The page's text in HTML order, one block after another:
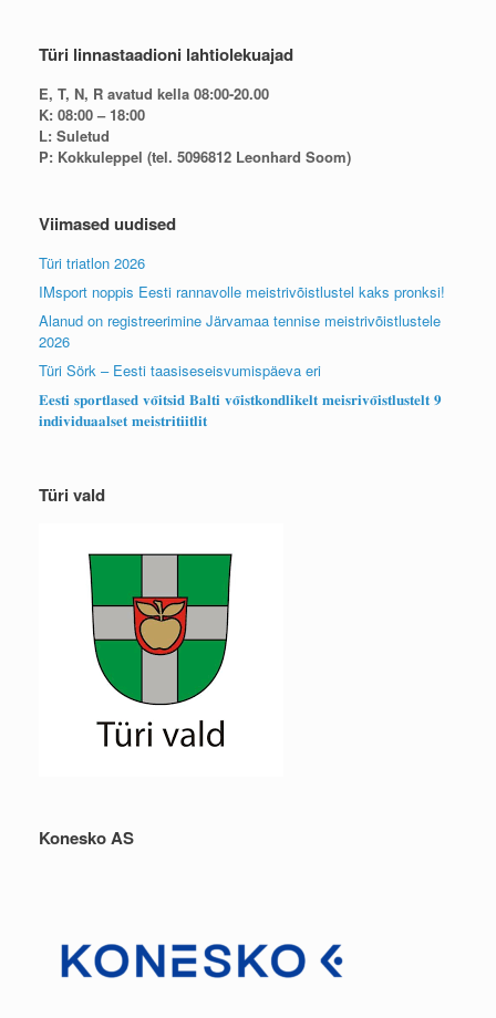
Türi linnastaadioni lahtiolekuajad
E, T, N, R avatud kella 08:00-20.00
K: 08:00 – 18:00
L: Suletud
P: Kokkuleppel (tel. 5096812 Leonhard Soom)
Viimased uudised
Türi triatlon 2026
IMsport noppis Eesti rannavolle meistrivõistlustel kaks pronksi!
Alanud on registreerimine Järvamaa tennise meistrivõistlustele
2026
Türi Sörk – Eesti taasiseseisvumispäeva eri
𝐄𝐞𝐬𝐭𝐢 𝐬𝐩𝐨𝐫𝐭𝐥𝐚𝐬𝐞𝐝 𝐯𝐨̃𝐢𝐭𝐬𝐢𝐝 𝐁𝐚𝐥𝐭𝐢 𝐯𝐨̃𝐢𝐬𝐭𝐤𝐨𝐧𝐝𝐥𝐢𝐤𝐞𝐥𝐭 𝐦𝐞𝐢𝐬𝐫𝐢𝐯𝐨̃𝐢𝐬𝐭𝐥𝐮𝐬𝐭𝐞𝐥𝐭 𝟗
𝐢𝐧𝐝𝐢𝐯𝐢𝐝𝐮𝐚𝐚𝐥𝐬𝐞𝐭 𝐦𝐞𝐢𝐬𝐭𝐫𝐢𝐭𝐢𝐢𝐭𝐥𝐢𝐭
Türi vald
Konesko AS